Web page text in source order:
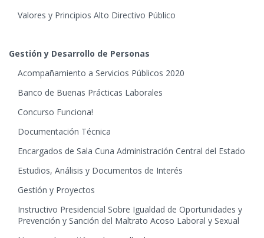
Valores y Principios Alto Directivo Público
Gestión y Desarrollo de Personas
Acompañamiento a Servicios Públicos 2020
Banco de Buenas Prácticas Laborales
Concurso Funciona!
Documentación Técnica
Encargados de Sala Cuna Administración Central del Estado
Estudios, Análisis y Documentos de Interés
Gestión y Proyectos
Instructivo Presidencial Sobre Igualdad de Oportunidades y
Prevención y Sanción del Maltrato Acoso Laboral y Sexual